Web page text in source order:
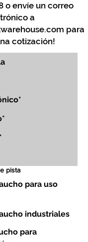
o envíe un correo
a
para
cotización!
pista
para uso
industriales
para